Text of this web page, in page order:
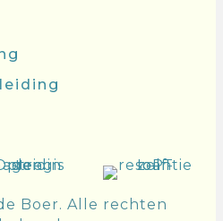
Boer. Alle rechten